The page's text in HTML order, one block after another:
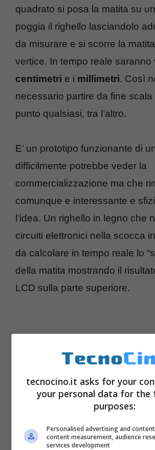
quadrato si posa la matita su
poggia il righello lasciandolo
da misurare e si scorre la matita
vertice. In tempo reale saranno
centimetri e i millimetri. Così
necessario partire da fine scala
punto qualsiasi, tra l’altro.
E’ un prototipo funzionante di
difficilmente potrebbe veder la
commercializzazione ma che
comunque e interessante e
l’idea. Un righello in legno che
circuiti elettronici nella scocca
da calcolare in tempo reale lo
della matita mostrando il
LCD sulla parte superiore.
tecnocino.it asks for your
your personal data for the
purposes:
Personalised advertising and
content measurement, audience
services development